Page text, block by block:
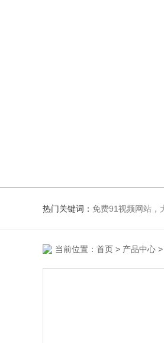
热门关键词： 免费91视频网站，大容量离心机，大容量
当前位置： 首页 > 产品中心 >